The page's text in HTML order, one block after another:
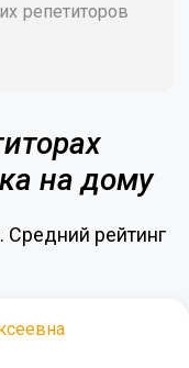
репетиторов
на дому
Средний рейтинг